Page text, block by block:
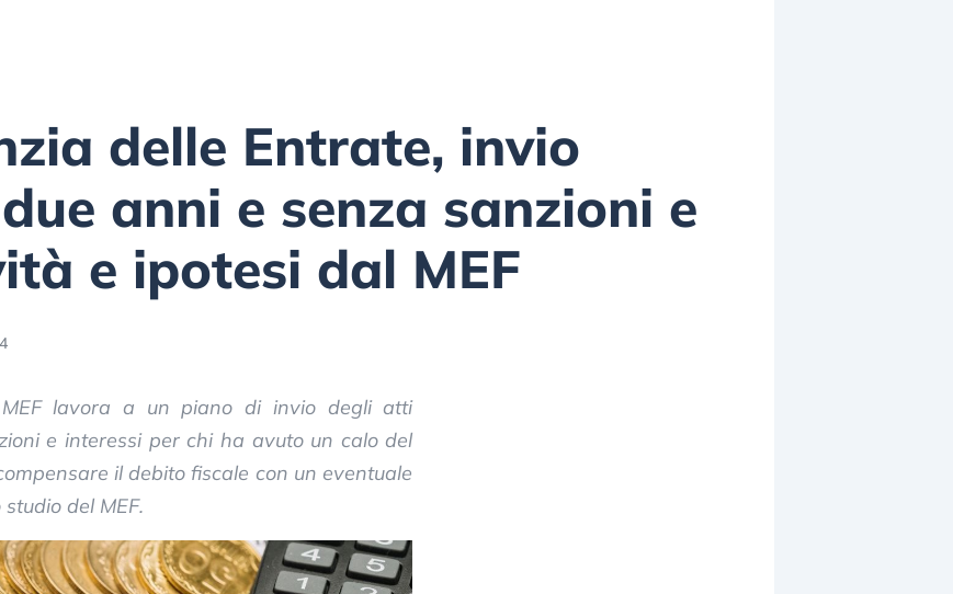
delle Entrate, invio
anni e senza sanzioni e
e ipotesi dal MEF
lavora a un piano di invio degli atti
e interessi per chi ha avuto un calo del
il debito fiscale con un eventuale
del MEF.